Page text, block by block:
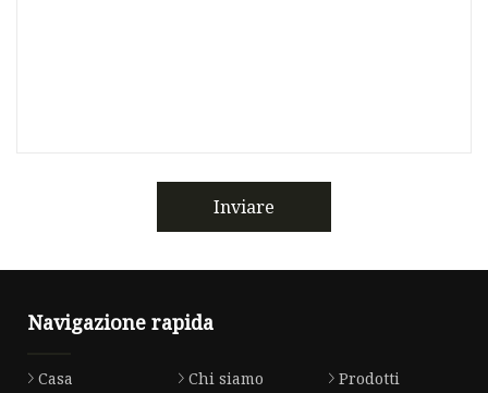
Inviare
Navigazione rapida
Casa Chi siamo
Prodotti